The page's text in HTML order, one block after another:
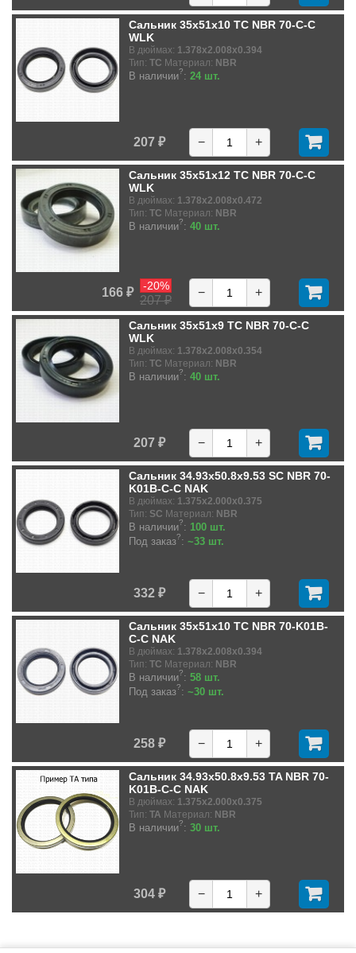
Сальник 35x51x10 TC NBR 70-C-C
WLK
В дюймах: 1.378x2.008x0.394
Тип: TC Материал: NBR
В наличии?: 24 шт.
207 ₽ − +
Сальник 35x51x12 TC NBR 70-C-C
WLK
В дюймах: 1.378x2.008x0.472
Тип: TC Материал: NBR
В наличии?: 40 шт.
166 ₽
207 ₽
-20% − +
Сальник 35x51x9 TC NBR 70-C-C
WLK
В дюймах: 1.378x2.008x0.354
Тип: TC Материал: NBR
В наличии?: 40 шт.
207 ₽ − +
Сальник 34.93x50.8x9.53 SC NBR 70-
K01B-C-C NAK
В дюймах: 1.375x2.000x0.375
Тип: SC Материал: NBR
В наличии?: 100 шт.
Под заказ?: ~33 шт.
332 ₽ − +
Сальник 35x51x10 TC NBR 70-K01B-
C-C NAK
В дюймах: 1.378x2.008x0.394
Тип: TC Материал: NBR
В наличии?: 58 шт.
Под заказ?: ~30 шт.
258 ₽ − +
Сальник 34.93x50.8x9.53 TA NBR 70-
K01B-C-C NAK
В дюймах: 1.375x2.000x0.375
Тип: TA Материал: NBR
В наличии?: 30 шт.
304 ₽ − +